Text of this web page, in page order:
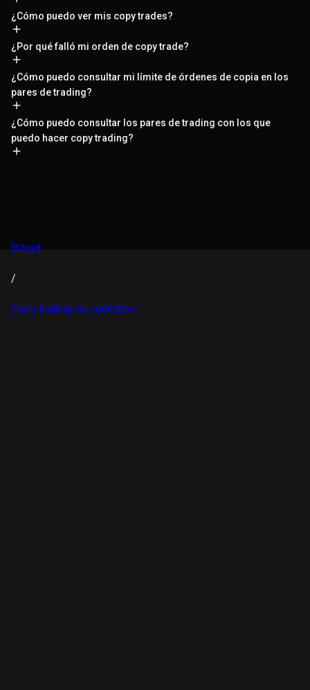
¿Cómo puedo ver mis copy trades?
¿Por qué falló mi orden de copy trade?
¿Cómo puedo consultar mi límite de órdenes de copia en los
pares de trading?
¿Cómo puedo consultar los pares de trading con los que
puedo hacer copy trading?
Bitget
/
Copy trading de contratos